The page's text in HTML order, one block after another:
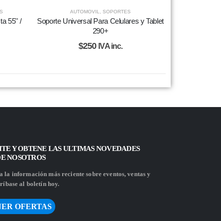
55'' /
AUTOMOVIL, SOPORTES
Soporte Universal Para Celulares y Tablet
290+
$250 IVA inc.
Y OBTENE LAS ULTIMAS NOVEDADES
NOSOTROS
la información más reciente sobre eventos, ventas y
al boletín hoy.
OFERTAS